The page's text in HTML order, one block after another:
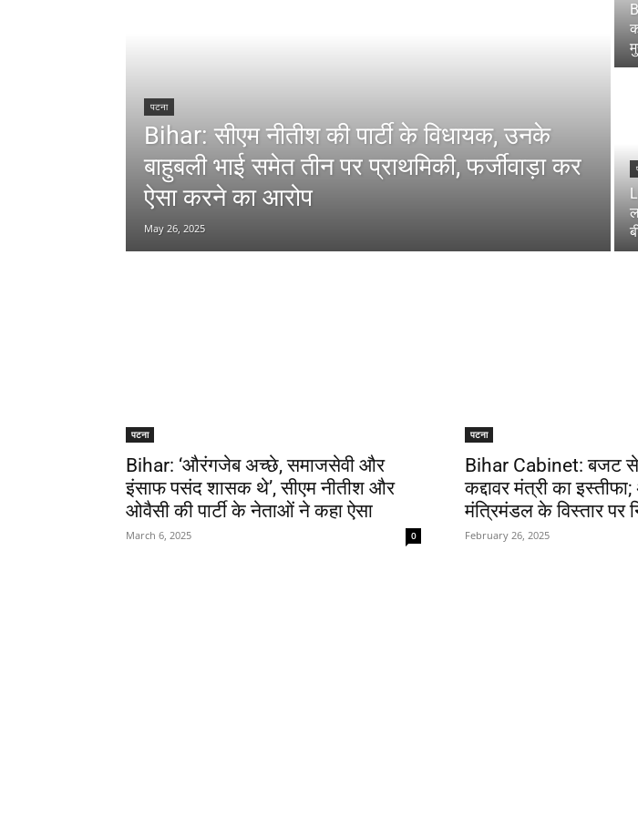
पटना
Bihar: सीएम नीतीश की पार्टी के विधायक, उनके
बाहुबली भाई समेत तीन पर प्राथमिकी, फर्जीवाड़ा कर
ऐसा करने का आरोप
May 26, 2025
पटना
Bihar: ‘औरंगजेब अच्छे, समाजसेवी और
इंसाफ पसंद शासक थे’, सीएम नीतीश और
ओवैसी की पार्टी के नेताओं ने कहा ऐसा
March 6, 2025 0
पटना
Bihar Cabinet: बजट
कद्दावर मंत्री का
मंत्रिमंडल के विस्तार पर
February 26, 2025